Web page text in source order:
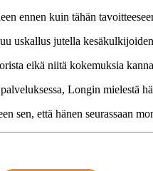
ennen kuin tähän
uskallus jutella
eikä niitä kokemuksia
Longin mielestä
sen, että hänen seurassaan